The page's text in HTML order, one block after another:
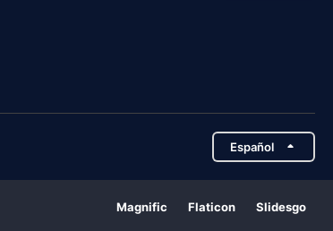
Español
Magnific Flaticon Slidesgo